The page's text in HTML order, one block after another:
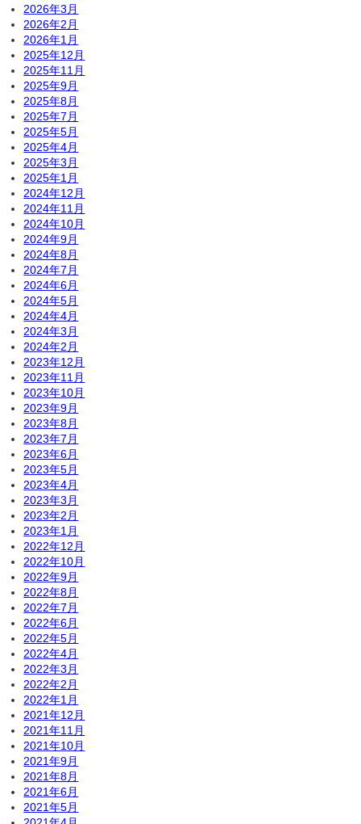
2026年3月
2026年2月
2026年1月
2025年12月
2025年11月
2025年9月
2025年8月
2025年7月
2025年5月
2025年4月
2025年3月
2025年1月
2024年12月
2024年11月
2024年10月
2024年9月
2024年8月
2024年7月
2024年6月
2024年5月
2024年4月
2024年3月
2024年2月
2023年12月
2023年11月
2023年10月
2023年9月
2023年8月
2023年7月
2023年6月
2023年5月
2023年4月
2023年3月
2023年2月
2023年1月
2022年12月
2022年10月
2022年9月
2022年8月
2022年7月
2022年6月
2022年5月
2022年4月
2022年3月
2022年2月
2022年1月
2021年12月
2021年11月
2021年10月
2021年9月
2021年8月
2021年6月
2021年5月